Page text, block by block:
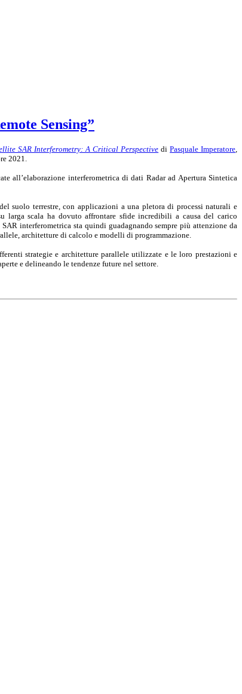
Sensing”
SAR Interferometry: A Critical Perspective diPasquale Imperatore
2021.
all’elaborazione interferometrica di dati Radar ad Apertura Sintetica
suolo terrestre, con applicazioni a una pletora di processi naturali e
scala ha dovuto affrontare sfide incredibili a causa del carico
interferometrica sta quindi guadagnando sempre più attenzione da
architetture di calcolo e modelli di programmazione.
strategie e architetture parallele utilizzate e le loro prestazioni e
e delineando le tendenze future nel settore.